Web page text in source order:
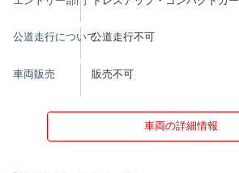
公道走行について公道走行不可
車両販売 販売不可
車両の詳細情報